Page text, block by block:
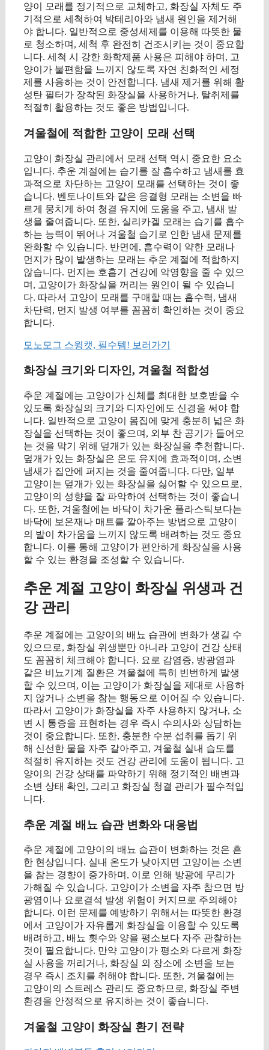
양이 모래를 정기적으로 교체하고, 화장실 자체도 주
기적으로 세척하여 박테리아와 냄새 원인을 제거해
야 합니다. 일반적으로 중성세제를 이용해 따뜻한 물
로 청소하며, 세척 후 완전히 건조시키는 것이 중요합
니다. 세척 시 강한 화학제품 사용은 피해야 하며, 고
양이가 불편함을 느끼지 않도록 자연 친화적인 세정
제를 사용하는 것이 안전합니다. 냄새 제거를 위해 활
성탄 필터가 장착된 화장실을 사용하거나, 탈취제를
적절히 활용하는 것도 좋은 방법입니다.
겨울철에 적합한 고양이 모래 선택
고양이 화장실 관리에서 모래 선택 역시 중요한 요소
입니다. 추운 계절에는 습기를 잘 흡수하고 냄새를 효
과적으로 차단하는 고양이 모래를 선택하는 것이 좋
습니다. 벤토나이트와 같은 응결형 모래는 소변을 빠
르게 뭉치게 하여 청결 유지에 도움을 주고, 냄새 발
생을 줄여줍니다. 또한, 실리카겔 모래는 습기를 흡수
하는 능력이 뛰어나 겨울철 습기로 인한 냄새 문제를
완화할 수 있습니다. 반면에, 흡수력이 약한 모래나
먼지가 많이 발생하는 모래는 추운 계절에 적합하지
않습니다. 먼지는 호흡기 건강에 악영향을 줄 수 있으
며, 고양이가 화장실을 꺼리는 원인이 될 수 있습니
다. 따라서 고양이 모래를 구매할 때는 흡수력, 냄새
차단력, 먼지 발생 여부를 꼼꼼히 확인하는 것이 중요
합니다.
모노모그 스윙캣, 필수템! 보러가기
화장실 크기와 디자인, 겨울철 적합성
추운 계절에는 고양이가 신체를 최대한 보호받을 수
있도록 화장실의 크기와 디자인에도 신경을 써야 합
니다. 일반적으로 고양이 몸집에 맞게 충분히 넓은 화
장실을 선택하는 것이 좋으며, 외부 찬 공기가 들어오
는 것을 막기 위해 덮개가 있는 화장실을 추천합니다.
덮개가 있는 화장실은 온도 유지에 효과적이며, 소변
냄새가 집안에 퍼지는 것을 줄여줍니다. 다만, 일부
고양이는 덮개가 있는 화장실을 싫어할 수 있으므로,
고양이의 성향을 잘 파악하여 선택하는 것이 좋습니
다. 또한, 겨울철에는 바닥이 차가운 플라스틱보다는
바닥에 보온재나 매트를 깔아주는 방법으로 고양이
의 발이 차가움을 느끼지 않도록 배려하는 것도 중요
합니다. 이를 통해 고양이가 편안하게 화장실을 사용
할 수 있는 환경을 조성할 수 있습니다.
추운 계절 고양이 화장실 위생과 건
강 관리
추운 계절에는 고양이의 배뇨 습관에 변화가 생길 수
있으므로, 화장실 위생뿐만 아니라 고양이 건강 상태
도 꼼꼼히 체크해야 합니다. 요로 감염증, 방광염과
같은 비뇨기계 질환은 겨울철에 특히 빈번하게 발생
할 수 있으며, 이는 고양이가 화장실을 제대로 사용하
지 않거나 소변을 참는 행동으로 이어질 수 있습니다.
따라서 고양이가 화장실을 자주 사용하지 않거나, 소
변 시 통증을 표현하는 경우 즉시 수의사와 상담하는
것이 중요합니다. 또한, 충분한 수분 섭취를 돕기 위
해 신선한 물을 자주 갈아주고, 겨울철 실내 습도를
적절히 유지하는 것도 건강 관리에 도움이 됩니다. 고
양이의 건강 상태를 파악하기 위해 정기적인 배변과
소변 상태 확인, 그리고 화장실 청결 관리가 필수적입
니다.
추운 계절 배뇨 습관 변화와 대응법
추운 계절에 고양이의 배뇨 습관이 변화하는 것은 흔
한 현상입니다. 실내 온도가 낮아지면 고양이는 소변
을 참는 경향이 증가하며, 이로 인해 방광에 무리가
가해질 수 있습니다. 고양이가 소변을 자주 참으면 방
광염이나 요로결석 발생 위험이 커지므로 주의해야
합니다. 이런 문제를 예방하기 위해서는 따뜻한 환경
에서 고양이가 자유롭게 화장실을 이용할 수 있도록
배려하고, 배뇨 횟수와 양을 평소보다 자주 관찰하는
것이 필요합니다. 만약 고양이가 평소와 다르게 화장
실 사용을 꺼리거나, 화장실 외 장소에 소변을 보는
경우 즉시 조치를 취해야 합니다. 또한, 겨울철에는
고양이의 스트레스 관리도 중요하므로, 화장실 주변
환경을 안정적으로 유지하는 것이 좋습니다.
겨울철 고양이 화장실 환기 전략